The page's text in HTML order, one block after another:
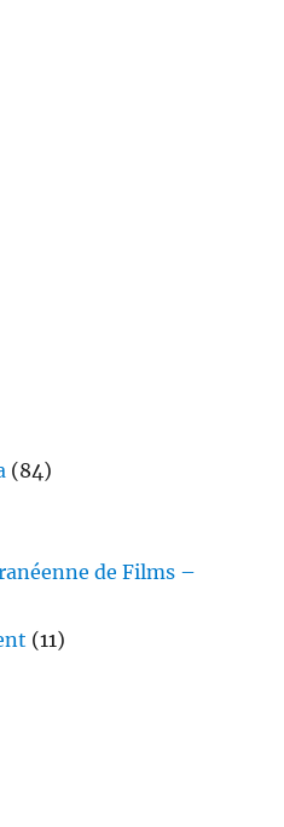
(84)
de Films –
(11)